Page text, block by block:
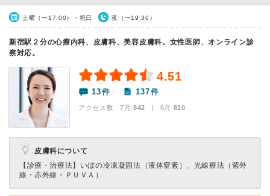
土曜（〜17:00）・祝日 夜（〜19:30）
新宿駅２分の心療内科、皮膚科、美容皮膚科。女性医師、オンライン診
察対応。
4.51
13件 137件
アクセス数 7月:842 | 6月:810
皮膚科について
【診療・治療法】 いぼの冷凍凝固法（液体窒素）、光線療法（紫外
線・赤外線・ＰＵＶＡ）